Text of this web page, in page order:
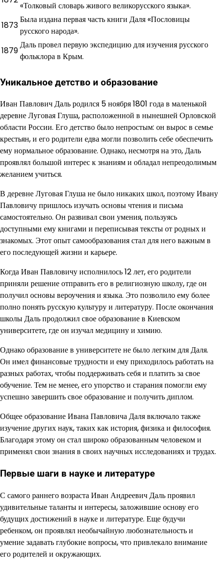
«Толковый словарь живого великорусского языка».
1873
Была издана первая часть книги Даля «Пословицы
русского народа».
1879
Даль провел первую экспедицию для изучения русского
фольклора в Крым.
Уникальное детство и образование
Иван Павлович Даль родился 5 ноября 1801 года в маленькой
деревне Луговая Глуша, расположенной в нынешней Орловской
области России. Его детство было непростым: он вырос в семье
крестьян, и его родители едва могли позволить себе обеспечить
ему нормальное образование. Однако, несмотря на это, Даль
проявлял большой интерес к знаниям и обладал непреодолимым
желанием учиться.
В деревне Луговая Глуша не было никаких школ, поэтому Ивану
Павловичу пришлось изучать основы чтения и письма
самостоятельно. Он развивал свои умения, пользуясь
доступными ему книгами и переписывая тексты от родных и
знакомых. Этот опыт самообразования стал для него важным в
его последующей жизни и карьере.
Когда Иван Павловичу исполнилось 12 лет, его родители
приняли решение отправить его в религиозную школу, где он
получил основы вероучения и языка. Это позволило ему более
полно понять русскую культуру и литературу. После окончания
школы Даль продолжил свое образование в Киевском
университете, где он изучал медицину и химию.
Однако образование в университете не было легким для Даля.
Он имел финансовые трудности и ему приходилось работать на
разных работах, чтобы поддерживать себя и платить за свое
обучение. Тем не менее, его упорство и старания помогли ему
успешно завершить свое образование и получить диплом.
Общее образование Ивана Павловича Даля включало также
изучение других наук, таких как история, физика и философия.
Благодаря этому он стал широко образованным человеком и
применял свои знания в своих научных исследованиях и трудах.
Первые шаги в науке и литературе
С самого раннего возраста Иван Андреевич Даль проявил
удивительные таланты и интересы, заложившие основу его
будущих достижений в науке и литературе. Еще будучи
ребенком, он проявлял необычайную любознательность и
умение задавать глубокие вопросы, что привлекало внимание
его родителей и окружающих.